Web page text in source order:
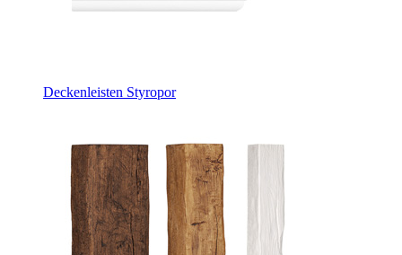
Deckenleisten Styropor